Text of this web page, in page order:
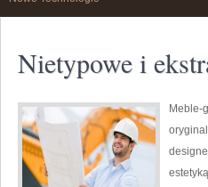
Nietypowe i
Meble-